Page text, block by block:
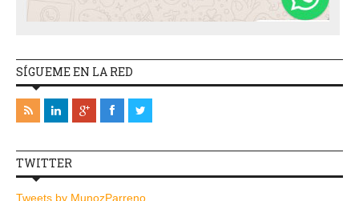
SÍGUEME EN LA RED
TWITTER
Tweets by MunozParreno